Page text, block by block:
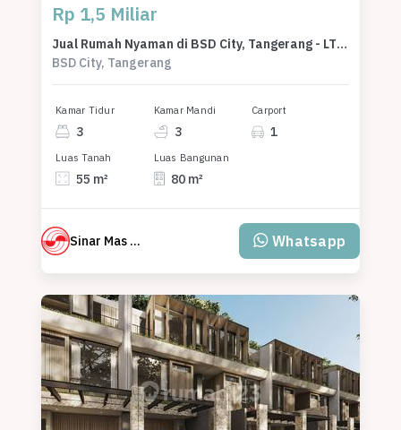
Rp 1,5 Miliar
Jual Rumah Nyaman di BSD City, Tangerang - LT 55m²
BSD City, Tangerang
Kamar Tidur
3
Kamar Mandi
3
Carport
1
Luas Tanah
55 m²
Luas Bangunan
80 m²
Sinar Mas Land Whatsapp